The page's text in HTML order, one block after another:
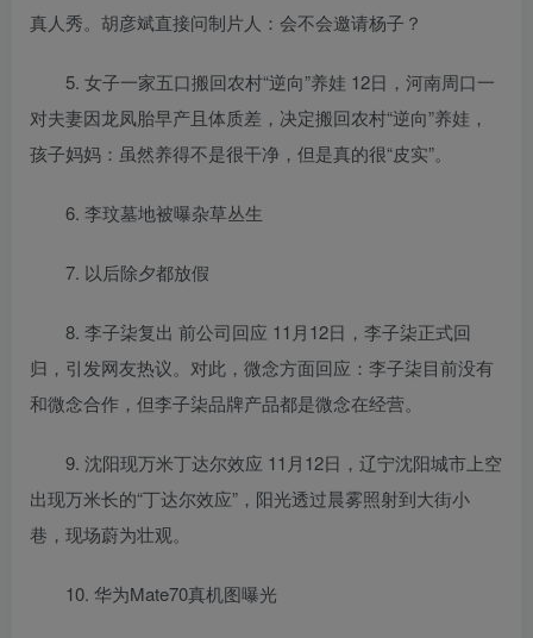
真人秀。胡彦斌直接问制片人：会不会邀请杨子？
5. 女子一家五口搬回农村“逆向”养娃 12日，河南周口一
对夫妻因龙凤胎早产且体质差，决定搬回农村“逆向”养娃，
孩子妈妈：虽然养得不是很干净，但是真的很“皮实”。
6. 李玟墓地被曝杂草丛生
7. 以后除夕都放假
8. 李子柒复出 前公司回应 11月12日，李子柒正式回
归，引发网友热议。对此，微念方面回应：李子柒目前没有
和微念合作，但李子柒品牌产品都是微念在经营。
9. 沈阳现万米丁达尔效应 11月12日，辽宁沈阳城市上空
出现万米长的“丁达尔效应”，阳光透过晨雾照射到大街小
巷，现场蔚为壮观。
10. 华为Mate70真机图曝光